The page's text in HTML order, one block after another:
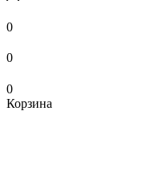
0
0
0
Корзина